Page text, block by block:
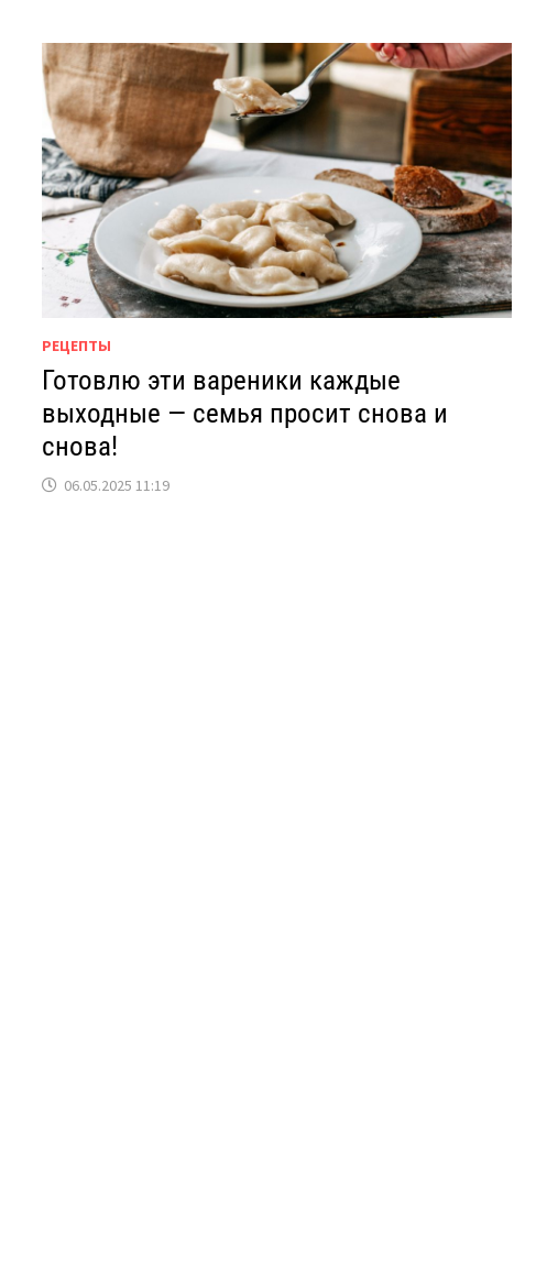
РЕЦЕПТЫ
Готовлю эти вареники каждые
выходные — семья просит снова и
снова!
06.05.2025 11:19